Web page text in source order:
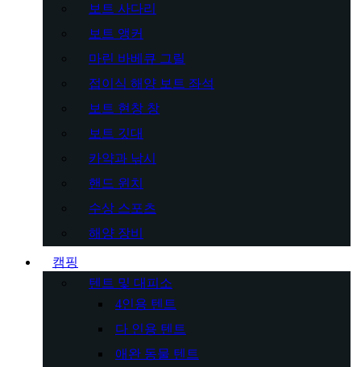
보트 사다리
보트 앵커
마린 바베큐 그릴
접이식 해양 보트 좌석
보트 현창 창
보트 깃대
카약과 낚시
핸드 윈치
수상 스포츠
해양 장비
캠핑
텐트 및 대피소
4인용 텐트
다 인용 텐트
애완 동물 텐트